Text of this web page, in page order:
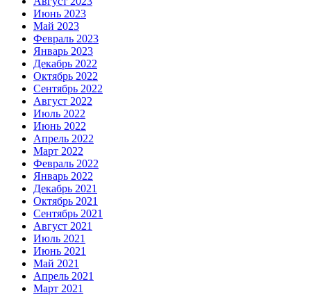
Июнь 2023
Май 2023
Февраль 2023
Январь 2023
Декабрь 2022
Октябрь 2022
Сентябрь 2022
Август 2022
Июль 2022
Июнь 2022
Апрель 2022
Март 2022
Февраль 2022
Январь 2022
Декабрь 2021
Октябрь 2021
Сентябрь 2021
Август 2021
Июль 2021
Июнь 2021
Май 2021
Апрель 2021
Март 2021